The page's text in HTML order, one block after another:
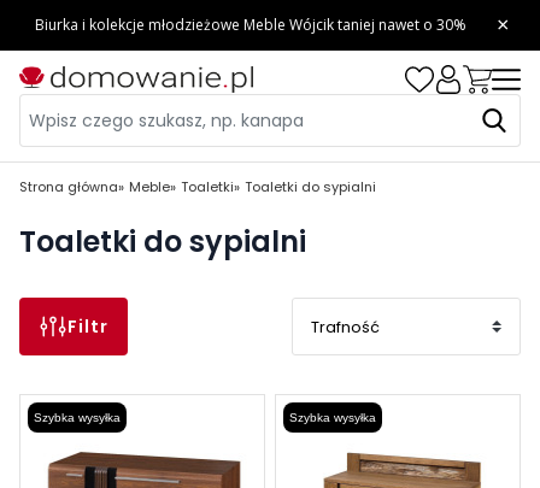
Strona główna Meble Toaletki Toaletki do sypialni
Toaletki do sypialni
Filtr
Szybka wysyłka Szybka wysyłka